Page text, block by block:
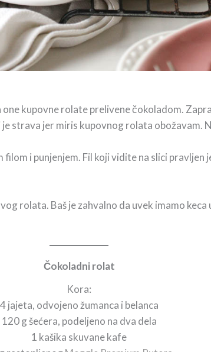
one kupovne rolate prelivene čokoladom.
strava jer miris kupovnog rolata obožavam.
i punjenjem. Fil koji vidite na slici pravljen
rolata. Baš je zahvalno da uvek imamo
Čokoladni rolat
Kora:
4 jajeta, odvojeno žumanca i belanca
120 g šećera, podeljeno na dva dela
1 kašika skuvane kafe